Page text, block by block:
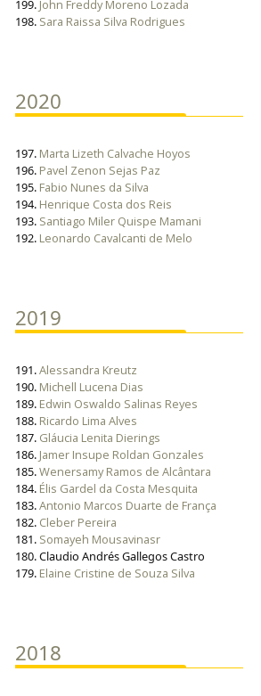
199. John Freddy Moreno Lozada
198. Sara Raissa Silva Rodrigues
2020
197. Marta Lizeth Calvache Hoyos
196. Pavel Zenon Sejas Paz
195. Fabio Nunes da Silva
194. Henrique Costa dos Reis
193. Santiago Miler Quispe Mamani
192. Leonardo Cavalcanti de Melo
2019
191.Alessandra Kreutz
190. Michell Lucena Dias
189. Edwin Oswaldo Salinas Reyes
188. Ricardo Lima Alves
187. Gláucia Lenita Dierings
186. Jamer Insupe Roldan Gonzales
185.Wenersamy Ramos de Alcântara
184. Élis Gardel da Costa Mesquita
183.Antonio Marcos Duarte de França
182. Cleber Pereira
181. Somayeh Mousavinasr
180. Claudio Andrés Gallegos Castro
179. Elaine Cristine de Souza Silva
2018